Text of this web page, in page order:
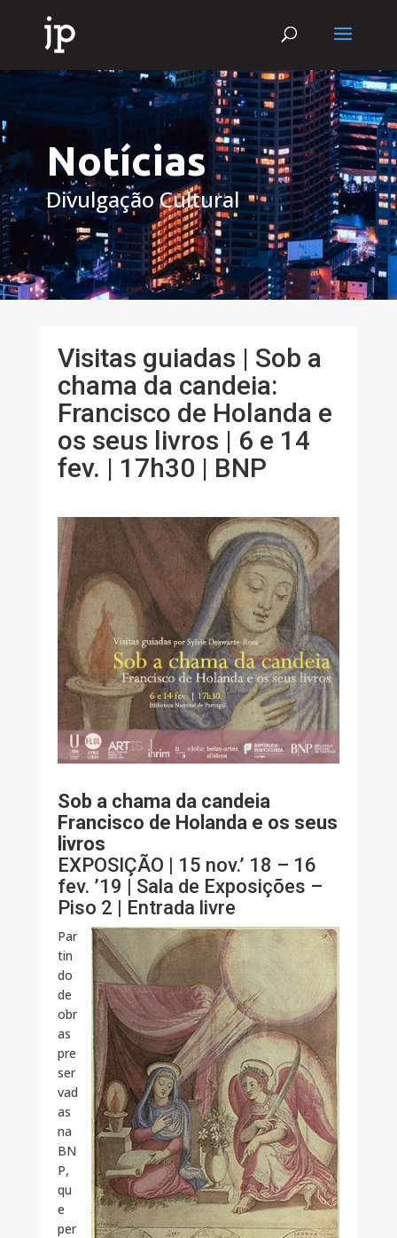
Notícias
Divulgação Cultural
Visitas guiadas | Sob a
chama da candeia:
Francisco de Holanda e
os seus livros | 6 e 14
fev. | 17h30 | BNP
Sob a chama da candeia
Francisco de Holanda e os seus
livros
EXPOSIÇÃO | 15 nov.’ 18 – 16
fev. ’19 | Sala de Exposições –
Piso 2 | Entrada livre
Par
tin
do
de
obr
as
pre
ser
vad
as
na
BN
P,
qu
e
per